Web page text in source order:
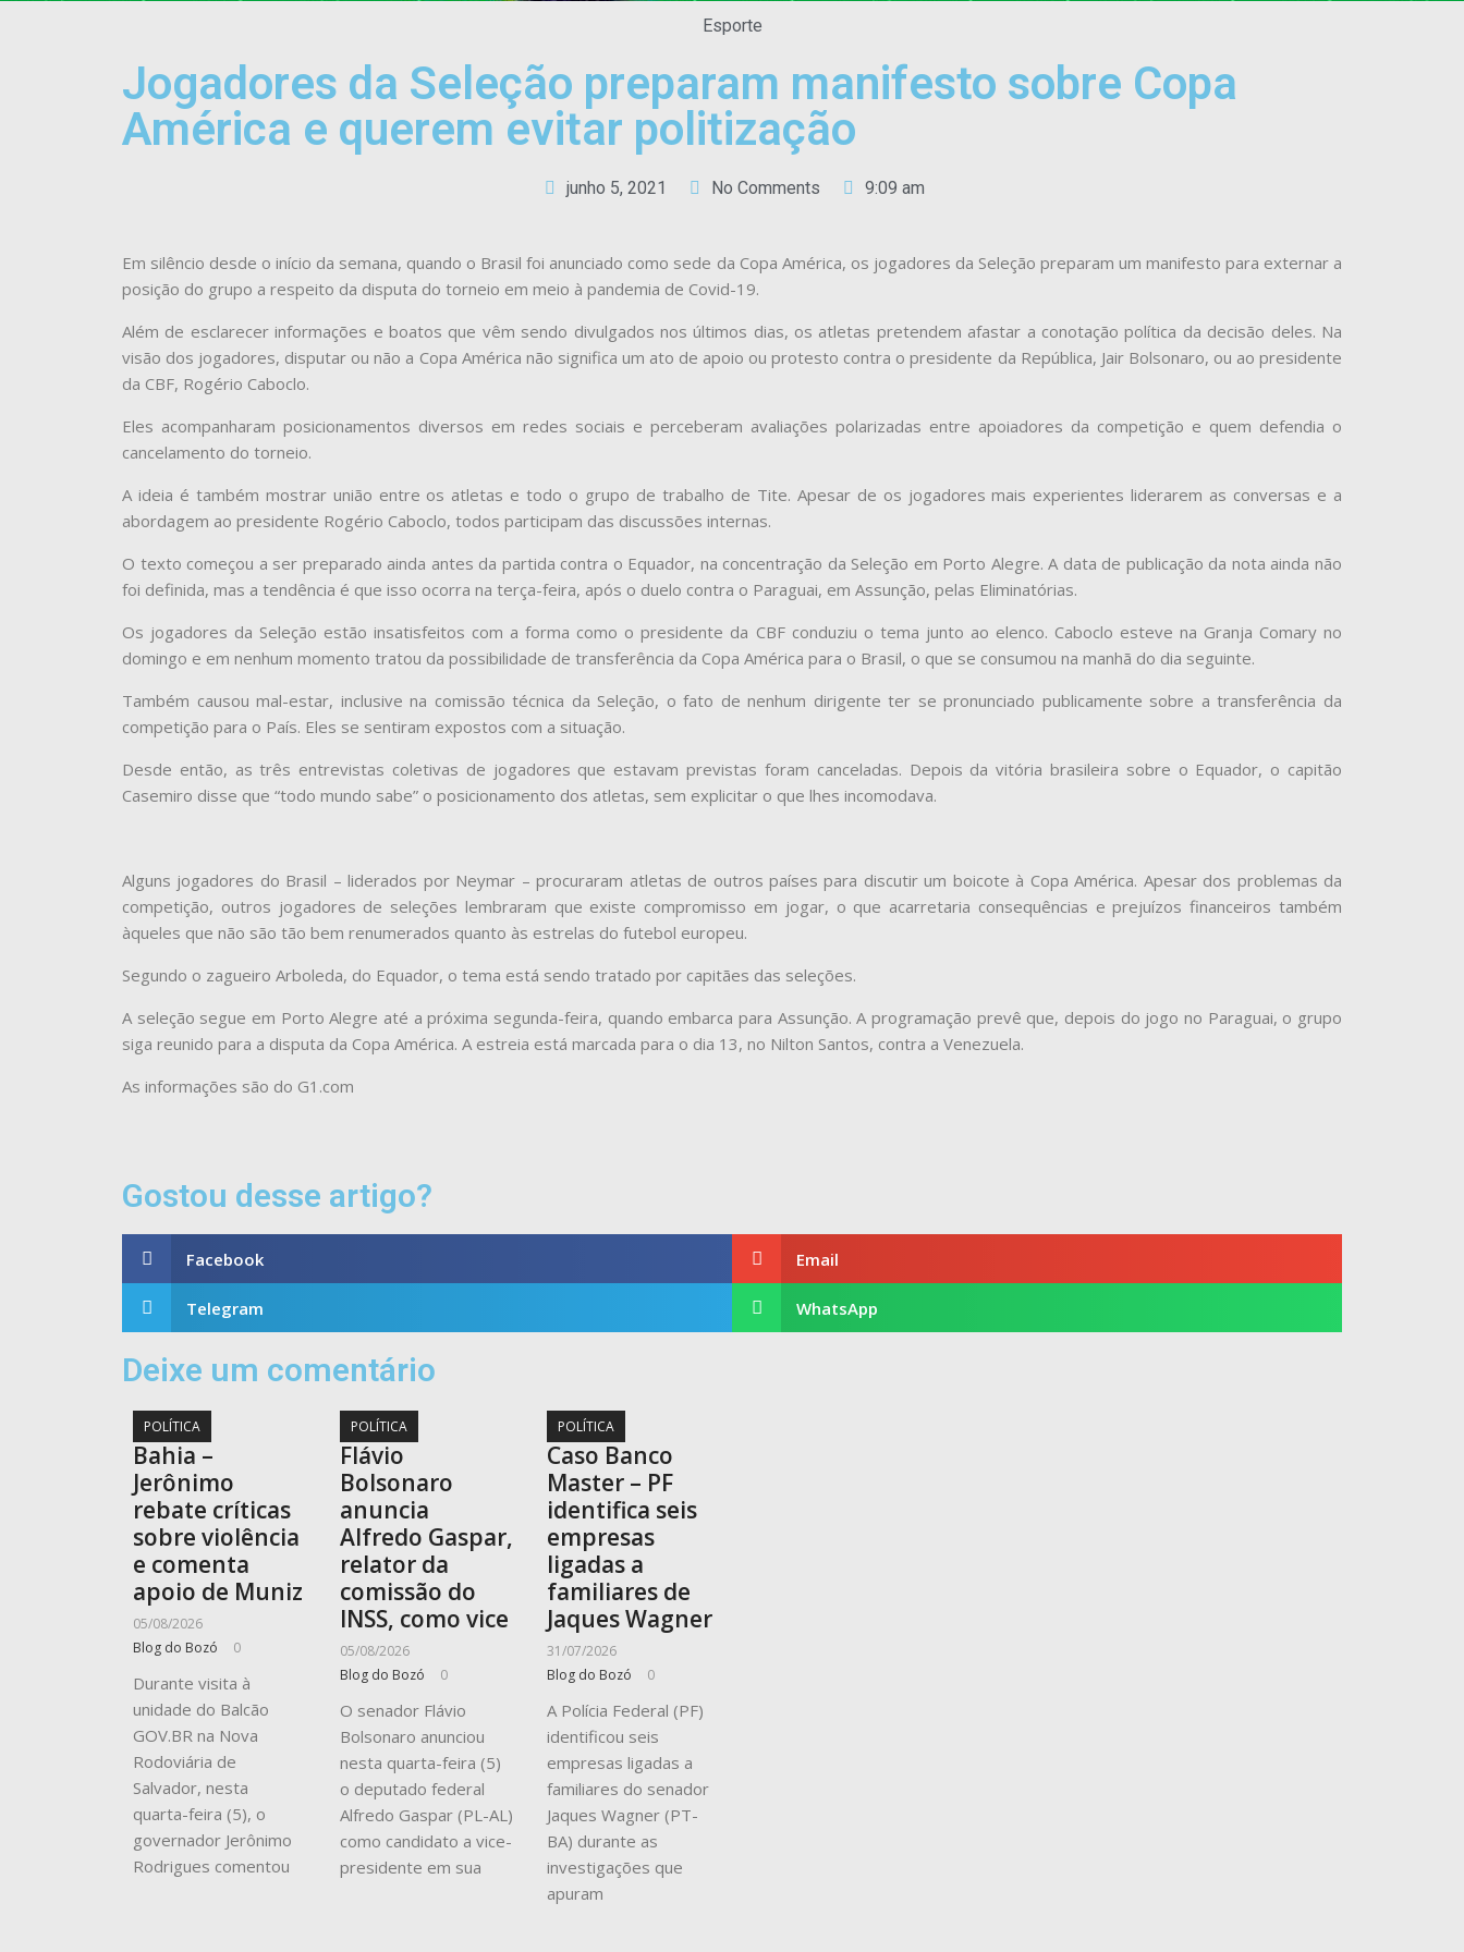
Esporte
Jogadores da Seleção preparam manifesto sobre Copa
América e querem evitar politização
junho 5, 2021 No Comments 9:09 am
Em silêncio desde o início da semana, quando o Brasil foi anunciado como sede da Copa América, os jogadores da Seleção preparam um manifesto para externar a
posição do grupo a respeito da disputa do torneio em meio à pandemia de Covid-19.
Além de esclarecer informações e boatos que vêm sendo divulgados nos últimos dias, os atletas pretendem afastar a conotação política da decisão deles. Na
visão dos jogadores, disputar ou não a Copa América não significa um ato de apoio ou protesto contra o presidente da República, Jair Bolsonaro, ou ao presidente
da CBF, Rogério Caboclo.
Eles acompanharam posicionamentos diversos em redes sociais e perceberam avaliações polarizadas entre apoiadores da competição e quem defendia o
cancelamento do torneio.
A ideia é também mostrar união entre os atletas e todo o grupo de trabalho de Tite. Apesar de os jogadores mais experientes liderarem as conversas e a
abordagem ao presidente Rogério Caboclo, todos participam das discussões internas.
O texto começou a ser preparado ainda antes da partida contra o Equador, na concentração da Seleção em Porto Alegre. A data de publicação da nota ainda não
foi definida, mas a tendência é que isso ocorra na terça-feira, após o duelo contra o Paraguai, em Assunção, pelas Eliminatórias.
Os jogadores da Seleção estão insatisfeitos com a forma como o presidente da CBF conduziu o tema junto ao elenco. Caboclo esteve na Granja Comary no
domingo e em nenhum momento tratou da possibilidade de transferência da Copa América para o Brasil, o que se consumou na manhã do dia seguinte.
Também causou mal-estar, inclusive na comissão técnica da Seleção, o fato de nenhum dirigente ter se pronunciado publicamente sobre a transferência da
competição para o País. Eles se sentiram expostos com a situação.
Desde então, as três entrevistas coletivas de jogadores que estavam previstas foram canceladas. Depois da vitória brasileira sobre o Equador, o capitão
Casemiro disse que “todo mundo sabe” o posicionamento dos atletas, sem explicitar o que lhes incomodava.
Alguns jogadores do Brasil – liderados por Neymar – procuraram atletas de outros países para discutir um boicote à Copa América. Apesar dos problemas da
competição, outros jogadores de seleções lembraram que existe compromisso em jogar, o que acarretaria consequências e prejuízos financeiros também
àqueles que não são tão bem renumerados quanto às estrelas do futebol europeu.
Segundo o zagueiro Arboleda, do Equador, o tema está sendo tratado por capitães das seleções.
A seleção segue em Porto Alegre até a próxima segunda-feira, quando embarca para Assunção. A programação prevê que, depois do jogo no Paraguai, o grupo
siga reunido para a disputa da Copa América. A estreia está marcada para o dia 13, no Nilton Santos, contra a Venezuela.
As informações são do G1.com
Gostou desse artigo?
Facebook Email
Telegram WhatsApp
Deixe um comentário
POLÍTICA
Bahia –
Jerônimo
rebate críticas
sobre violência
e comenta
apoio de Muniz
05/08/2026
Blog do Bozó
0
Durante visita à
unidade do Balcão
GOV.BR na Nova
Rodoviária de
Salvador, nesta
quarta-feira (5), o
governador Jerônimo
Rodrigues comentou
POLÍTICA
Flávio
Bolsonaro
anuncia
Alfredo Gaspar,
relator da
comissão do
INSS, como vice
05/08/2026
Blog do Bozó
0
O senador Flávio
Bolsonaro anunciou
nesta quarta-feira (5)
o deputado federal
Alfredo Gaspar (PL-AL)
como candidato a vice-
presidente em sua
POLÍTICA
Caso Banco
Master – PF
identifica seis
empresas
ligadas a
familiares de
Jaques Wagner
31/07/2026
Blog do Bozó
0
A Polícia Federal (PF)
identificou seis
empresas ligadas a
familiares do senador
Jaques Wagner (PT-
BA) durante as
investigações que
apuram